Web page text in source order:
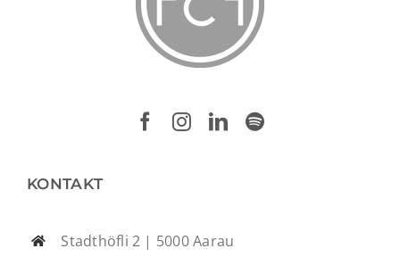
KONTAKT
Stadthöfli 2 | 5000 Aarau